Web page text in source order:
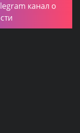
канал о